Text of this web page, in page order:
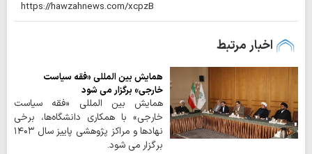
اخبار مرتبط
همایش بین المللی «فقه سیاست
خارجی» برگزار می شود
همایش بین المللی «فقه سیاست
خارجی» با همکاری دانشگاه‌ها، برخی
نهادها و مراکز پژوهشی پاییز سال ۱۴۰۳
برگزار می شود.